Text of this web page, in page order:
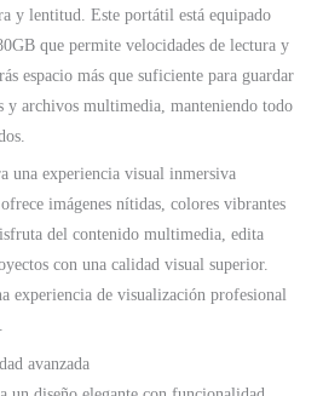
y lentitud. Este portátil está equipado
que permite velocidades de lectura y
espacio más que suficiente para guardar
y archivos multimedia, manteniendo todo
una experiencia visual inmersiva
imágenes nítidas, colores vibrantes
del contenido multimedia, edita
con una calidad visual superior.
experiencia de visualización profesional
avanzada